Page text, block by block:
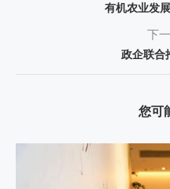
有机农业发
下
政企联合
您可